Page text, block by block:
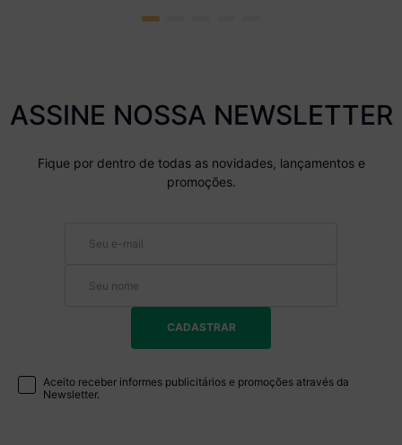
ASSINE NOSSA NEWSLETTER
Fique por dentro de todas as novidades, lançamentos e
promoções.
CADASTRAR
Aceito receber informes publicitários e promoções através da
Newsletter.